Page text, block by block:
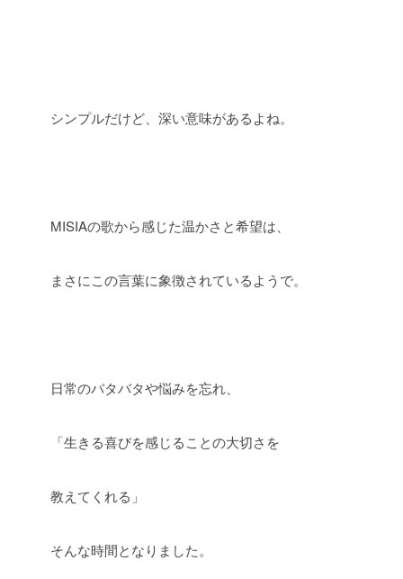
シンプルだけど、深い意味があるよね。
MISIAの歌から感じた温かさと希望は、
まさにこの言葉に象徴されているようで。
日常のバタバタや悩みを忘れ、
「生きる喜びを感じることの大切さを
教えてくれる」
そんな時間となりました。